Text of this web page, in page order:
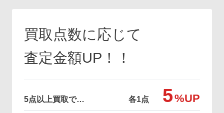
買取点数に応じて
査定金額UP！！
5点以上買取で… 各1点 5%UP